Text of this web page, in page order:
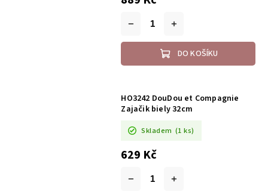
DO KOŠÍKU
HO3242 DouDou et Compagnie
Zajačik biely 32cm
Skladem (1 ks)
629 Kč